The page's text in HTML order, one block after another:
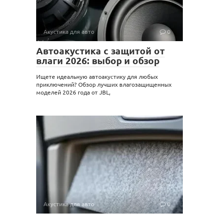
Акустика для авто 0
Автоакустика с защитой от
влаги 2026: выбор и обзор
Ищете идеальную автоакустику для любых
приключений? Обзор лучших влагозащищенных
моделей 2026 года от JBL,
Акустика для авто 0